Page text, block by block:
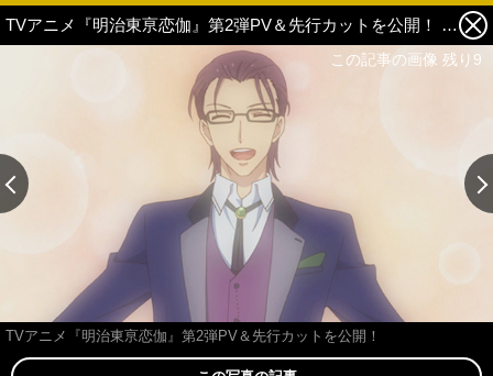
TVアニメ『明治東亰恋伽』第2弾PV＆先行カットを公開！ 9枚目の写真・画像
TVアニメ『明治東亰恋伽』第2弾PV＆先行カットを公開！
この記事の画像 残り9